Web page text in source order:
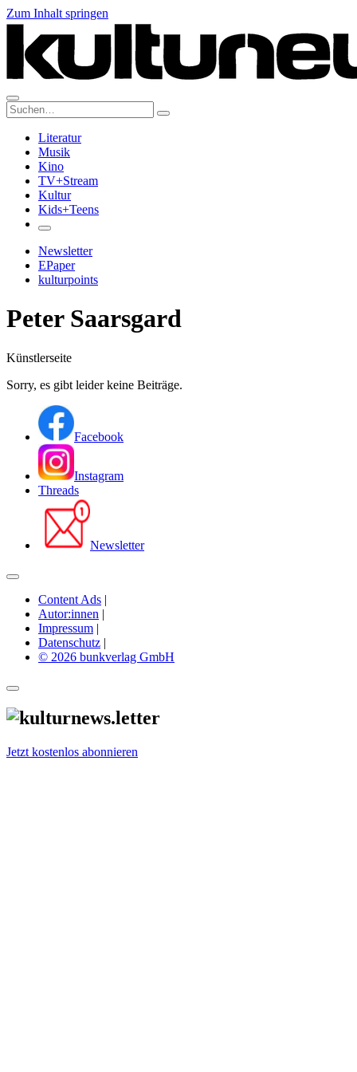
Zum Inhalt springen
Suche:
Literatur
Musik
Kino
TV+Stream
Kultur
Kids+Teens
Newsletter
EPaper
kulturpoints
Peter Saarsgard
Künstlerseite
Sorry, es gibt leider keine Beiträge.
Facebook
Instagram
Threads
Newsletter
Content Ads |
Autor:innen |
Impressum |
Datenschutz |
© 2026 bunkverlag GmbH
Jetzt kostenlos abonnieren